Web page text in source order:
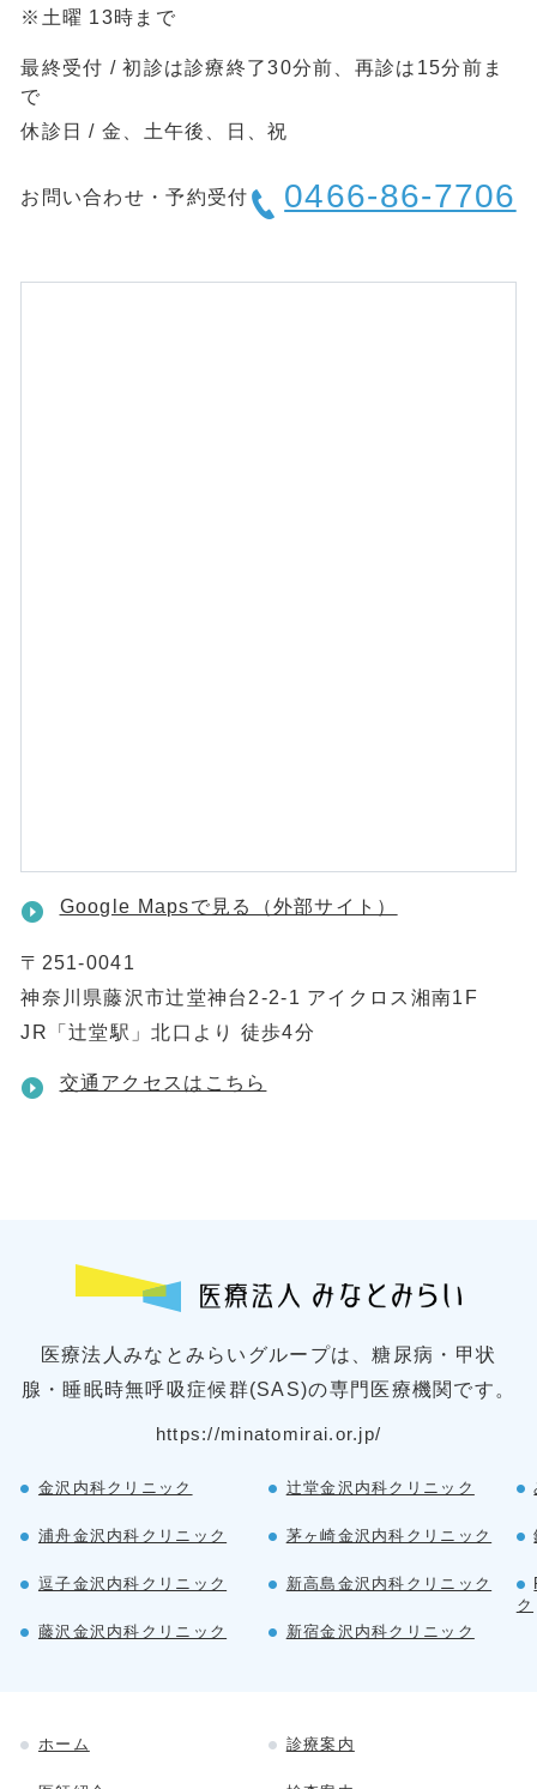
※土曜 13時まで
最終受付 / 初診は診療終了30分前、再診は15分前ま
で
休診日 / 金、土午後、日、祝
お問い合わせ・予約受付 0466-86-7706
Google Mapsで見る（外部サイト）
〒251-0041
神奈川県藤沢市辻堂神台2-2-1 アイクロス湘南1F
JR「辻堂駅」北口より 徒歩4分
交通アクセスはこちら
医療法人みなとみらいグループは、糖尿病・甲状
腺・睡眠時無呼吸症候群(SAS)の専門医療機関です。
https://minatomirai.or.jp/
金沢内科クリニック
浦舟金沢内科クリニック
逗子金沢内科クリニック
藤沢金沢内科クリニック
辻堂金沢内科クリニック
茅ヶ崎金沢内科クリニック
新高島金沢内科クリニック
新宿金沢内科クリニック
ク
ホーム 診療案内